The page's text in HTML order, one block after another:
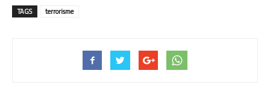
TAGS terrorisme